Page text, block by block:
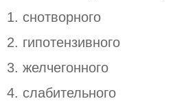
1. снотворного
2. гипотензивного
3. желчегонного
4. слабительного